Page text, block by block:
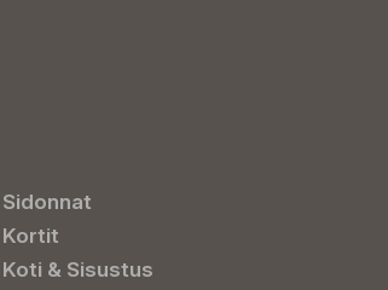
Sidonnat
Kortit
Koti & Sisustus